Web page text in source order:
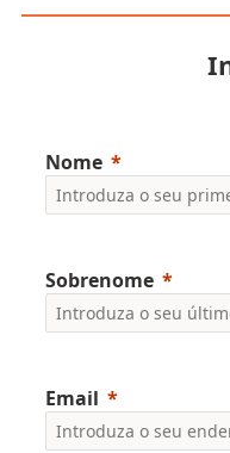
Nome
Sobrenome
Email